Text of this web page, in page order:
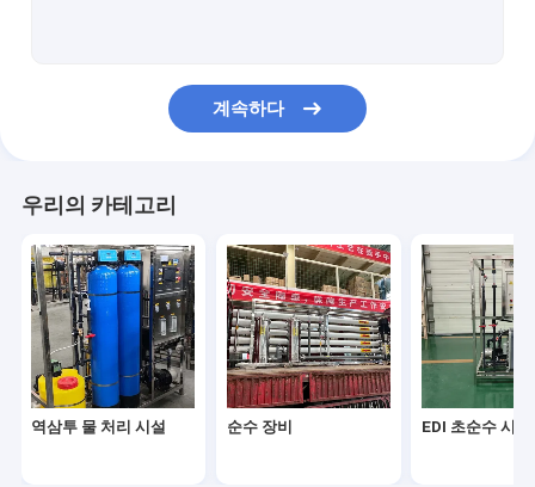
해수 해소화 시스템
물 축열조
의료용 초순수
계속하다
우리의 카테고리
역삼투 물 처리 시설 순수 장비 EDI 초순수 시스